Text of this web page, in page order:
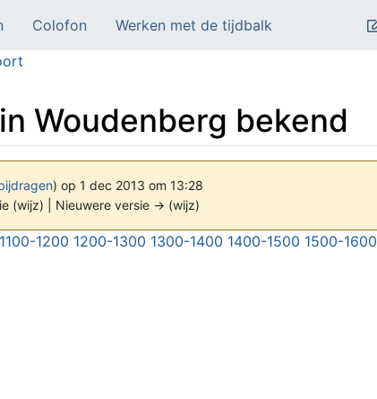
Colofon
Werken met de tijdbalk
Woudenberg bekend
) op 1 dec 2013 om 13:28
(wijz) | Nieuwere versie → (wijz)
1100-1200 1200-1300 1300-1400 1400-1500 1500-1600